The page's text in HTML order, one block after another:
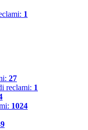
1
27
reclami: 1
1024